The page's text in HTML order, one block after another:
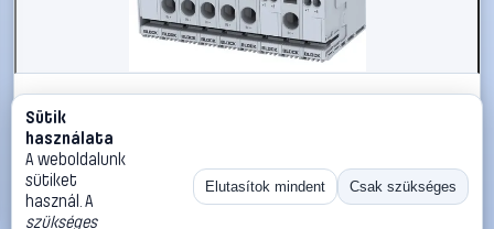
BLOCK EB-2824-030-0 Elektronikus védőkapcsoló 24
V/DC 3 A Kimenetek száma:1 x Tartalom, tartalmi
egységek rendelésenként 1 db
BLOCK Kalapsínre szerelhető tápegységek
Sütik
használata
A weboldalunk
sütiket
használ. A
szükséges
Elutasítok mindent Csak szükséges